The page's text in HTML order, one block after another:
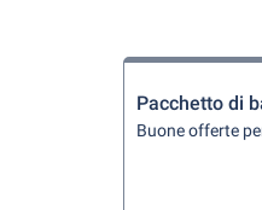
Pacchetto di
Buone offerte